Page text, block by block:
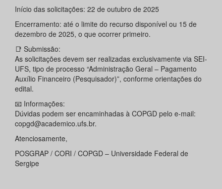
Início das solicitações: 22 de outubro de 2025
Encerramento: até o limite do recurso disponível ou 15 de
dezembro de 2025, o que ocorrer primeiro.
📑 Submissão:
As solicitações devem ser realizadas exclusivamente via SEI-
UFS, tipo de processo “Administração Geral – Pagamento
Auxílio Financeiro (Pesquisador)”, conforme orientações do
edital.
📧 Informações:
Dúvidas podem ser encaminhadas à COPGD pelo e-mail:
copgd@academico.ufs.br.
Atenciosamente,
POSGRAP / CORI / COPGD – Universidade Federal de
Sergipe